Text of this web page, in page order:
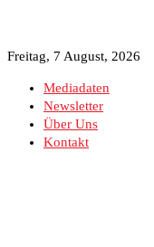
Freitag, 7 August, 2026
Mediadaten
Newsletter
Über Uns
Kontakt